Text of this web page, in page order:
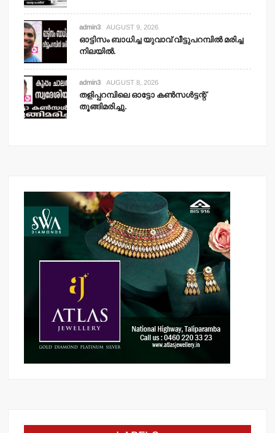
admin3 AUGUST 9, 2026
ഓട്ടിസം ബാധിച്ച യുവാവ് വീട്ടുപറമ്പില്‍ മരിച്ച
നിലയില്‍.
admin3 AUGUST 8, 2026
തളിപ്പറമ്പിലെ ഓട്ടോ കണ്‍സള്‍ട്ടന്റ്
തൂങ്ങിമരിച്ചു.